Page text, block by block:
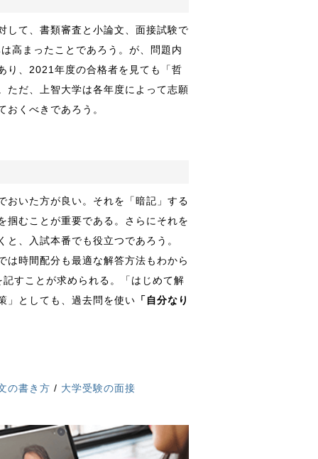
して、書類審査と小論文、面接試験で
高まったことであろう。が、問題内
り、2021年度の合格者を見ても「哲
ただ、上智大学は各年度によって志願
おくべきであろう。
おいた方が良い。それを「暗記」する
掴むことが重要である。さらにそれを
、入試本番でも役立つであろう。
は時間配分も最適な解答方法もわから
記すことが求められる。「はじめて解
」としても、過去問を使い 「自分なり
の書き方 / 大学受験の面接